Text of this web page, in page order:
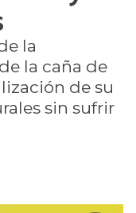
la
la caña de
de su
sin sufrir